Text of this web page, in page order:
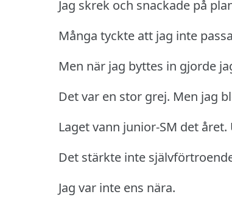
Jag skrek och snackade på
Många tyckte att jag inte
Men när jag byttes in gjorde
Det var en stor grej. Men jag
Laget vann junior-SM det året.
Det stärkte inte
Jag var inte ens nära.